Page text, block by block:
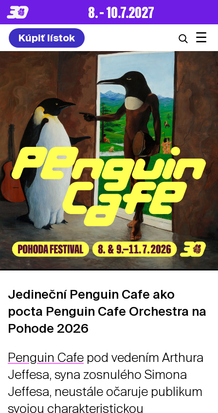
8. – 10.7.2027
Kúpiť lístok ☰
Jedineční Penguin Cafe ako
pocta Penguin Cafe Orchestra na
Pohode 2026
Penguin Cafe pod vedením Arthura
Jeffesa, syna zosnulého Simona
Jeffesa, neustále očaruje publikum
svojou charakteristickou